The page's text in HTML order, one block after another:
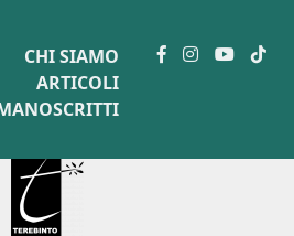
CHI SIAMO
ARTICOLI